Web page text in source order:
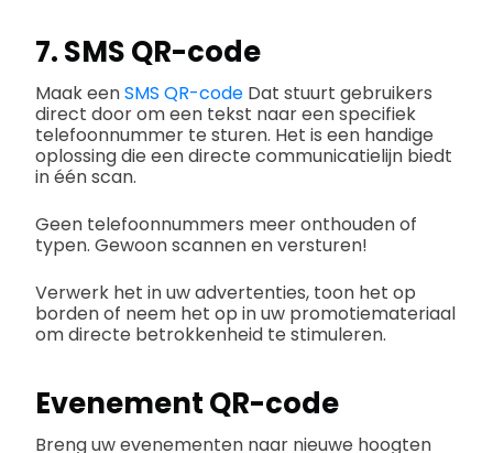
7. SMS QR-code
Maak eenSMS QR-code Dat stuurt gebruikers
direct door om een tekst naar een specifiek
telefoonnummer te sturen. Het is een handige
oplossing die een directe communicatielijn biedt
in één scan.
Geen telefoonnummers meer onthouden of
typen. Gewoon scannen en versturen!
Verwerk het in uw advertenties, toon het op
borden of neem het op in uw promotiemateriaal
om directe betrokkenheid te stimuleren.
Evenement QR-code
Breng uw evenementen naar nieuwe hoogten